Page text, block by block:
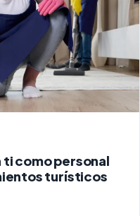
como personal
turísticos